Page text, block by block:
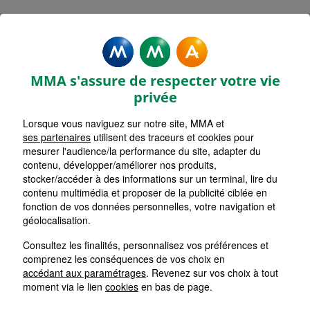
SUR ERDRE
Accueil
Assurance Pays de la Loire
Assurance Loire-Atlantique (44)
MMA s'assure de respecter votre vie
privée
Lorsque vous naviguez sur notre site, MMA et
ses partenaires utilisent des traceurs et cookies pour
mesurer l'audience/la performance du site, adapter du
contenu, développer/améliorer nos produits,
stocker/accéder à des informations sur un terminal, lire du
contenu multimédia et proposer de la publicité ciblée en
fonction de vos données personnelles, votre navigation et
géolocalisation.
Consultez les finalités, personnalisez vos préférences et
comprenez les conséquences de vos choix en
accédant aux paramétrages. Revenez sur vos choix à tout
moment via le lien cookies en bas de page.